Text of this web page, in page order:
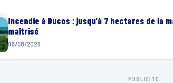
Incendie à Ducos : jusqu’à 7 hectares de la
maîtrisé
06/08/2026
PUBLICITÉ